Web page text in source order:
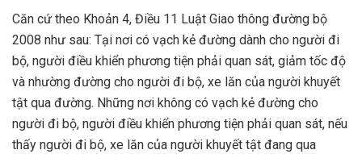
Căn cứ theo Khoản 4, Điều 11 Luật Giao thông đường bộ
2008 như sau: Tại nơi có vạch kẻ đường dành cho người đi
bộ, người điều khiển phương tiện phải quan sát, giảm tốc độ
và nhường đường cho người đi bộ, xe lăn của người khuyết
tật qua đường. Những nơi không có vạch kẻ đường cho
người đi bộ, người điều khiển phương tiện phải quan sát, nếu
thấy người đi bộ, xe lăn của người khuyết tật đang qua